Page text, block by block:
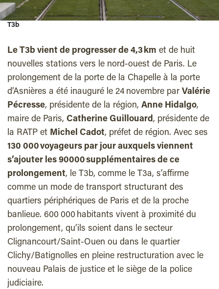
T3b
Le T3b vient de progresser de 4,3 km et de huit
nouvelles stations vers le nord-ouest de Paris. Le
prolongement de la porte de la Chapelle à la porte
d’Asnières a été inauguré le 24 novembre par Valérie
Pécresse, présidente de la région, Anne Hidalgo,
maire de Paris, Catherine Guillouard, présidente de
la RATP et Michel Cadot, préfet de région. Avec ses
130 000 voyageurs par jour auxquels viennent
s’ajouter les 90000 supplémentaires de ce
prolongement, le T3b, comme le T3a, s’affirme
comme un mode de transport structurant des
quartiers périphériques de Paris et de la proche
banlieue. 600 000 habitants vivent à proximité du
prolongement, qu’ils soient dans le secteur
Clignancourt/Saint-Ouen ou dans le quartier
Clichy/Batignolles en pleine restructuration avec le
nouveau Palais de justice et le siège de la police
judiciaire.